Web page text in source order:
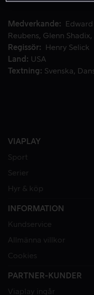
Medverkande
Reubens
Glenn Shadix
Regissör
Henry Selick
Land
USA
Textning
Svenska
VIAPLAY
Sport
Serier
Hyr & köp
INFORMATION
Kundservice
Allmänna villkor
Cookies
PARTNER-KUNDER
Viaplay ingår